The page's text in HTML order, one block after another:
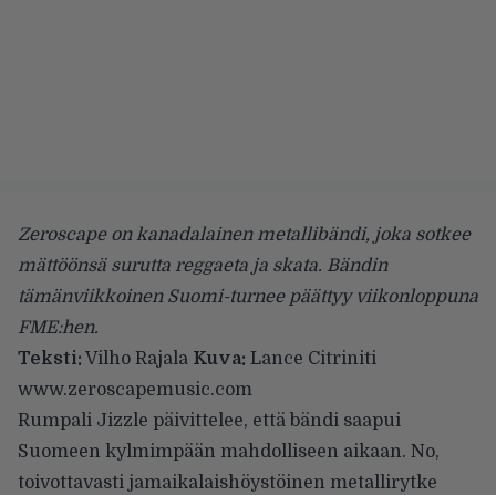
Zeroscape on kanadalainen metallibändi, joka sotkee
mättöönsä surutta reggaeta ja skata. Bändin
tämänviikkoinen Suomi-turnee päättyy viikonloppuna
FME:hen.
Teksti: Vilho Rajala Kuva: Lance Citriniti
www.zeroscapemusic.com
Rumpali Jizzle päivittelee, että bändi saapui
Suomeen kylmimpään mahdolliseen aikaan. No,
toivottavasti jamaikalaishöystöinen metallirytke